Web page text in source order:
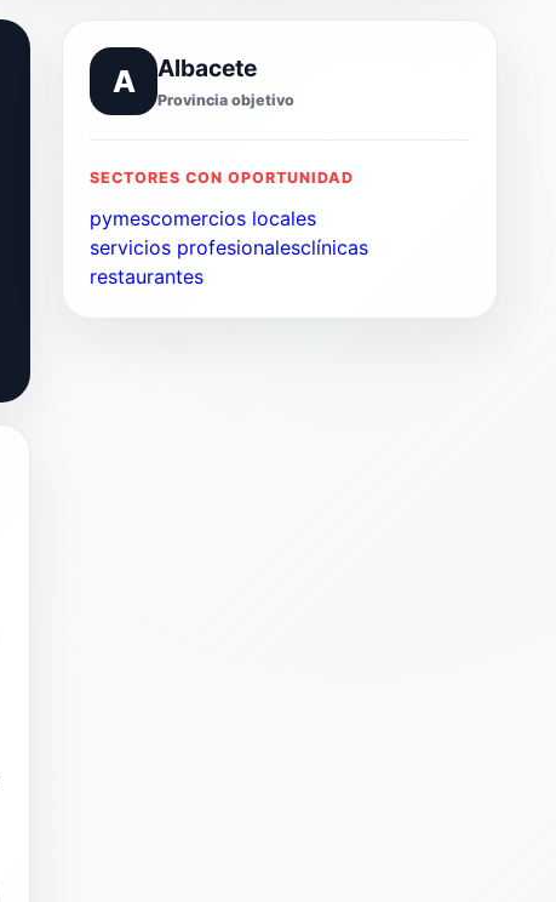
A Albacete
Provincia objetivo
SECTORES CON OPORTUNIDAD
pymescomercios locales
servicios profesionalesclínicas
restaurantes